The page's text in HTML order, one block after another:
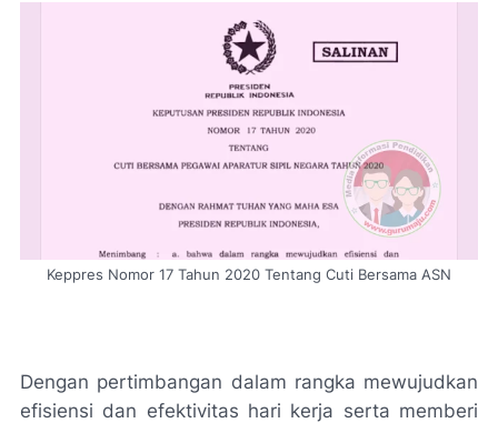
Keppres Nomor 17 Tahun 2020 Tentang Cuti Bersama ASN
Dengan pertimbangan dalam rangka mewujudkan
efisiensi dan efektivitas hari kerja serta memberi